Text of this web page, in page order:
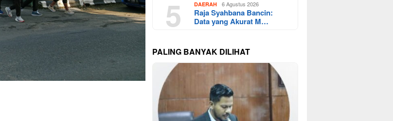
5 DAERAH 6 Agustus 2026
Raja Syahbana Bancin:
Data yang Akurat M…
PALING BANYAK DILIHAT